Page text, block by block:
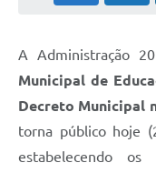
A Administração
Municipal de
Decreto Municipal
torna público hoje
estabelecendo os